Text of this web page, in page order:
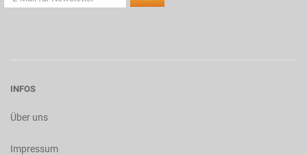
INFOS
Über uns
Impressum